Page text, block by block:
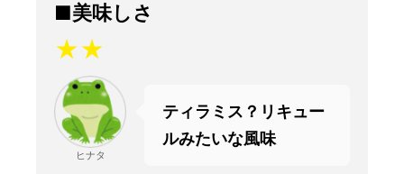
■美味しさ
★★
ヒナタ
ティラミス？リキュー
ルみたいな風味